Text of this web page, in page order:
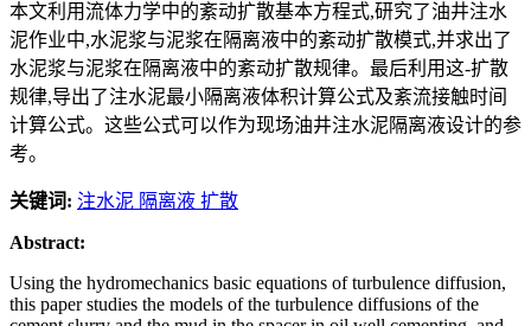
本文利用流体力学中的紊动扩散基本方程式,研究了油井注水
泥作业中,水泥浆与泥浆在隔离液中的紊动扩散模式,并求出了
水泥浆与泥浆在隔离液中的紊动扩散规律。最后利用这-扩散
规律,导出了注水泥最小隔离液体积计算公式及紊流接触时间
计算公式。这些公式可以作为现场油井注水泥隔离液设计的参
考。
关键词: 注水泥 隔离液 扩散
Abstract:
Using the hydromechanics basic equations of turbulence diffusion,
this paper studies the models of the turbulence diffusions of the